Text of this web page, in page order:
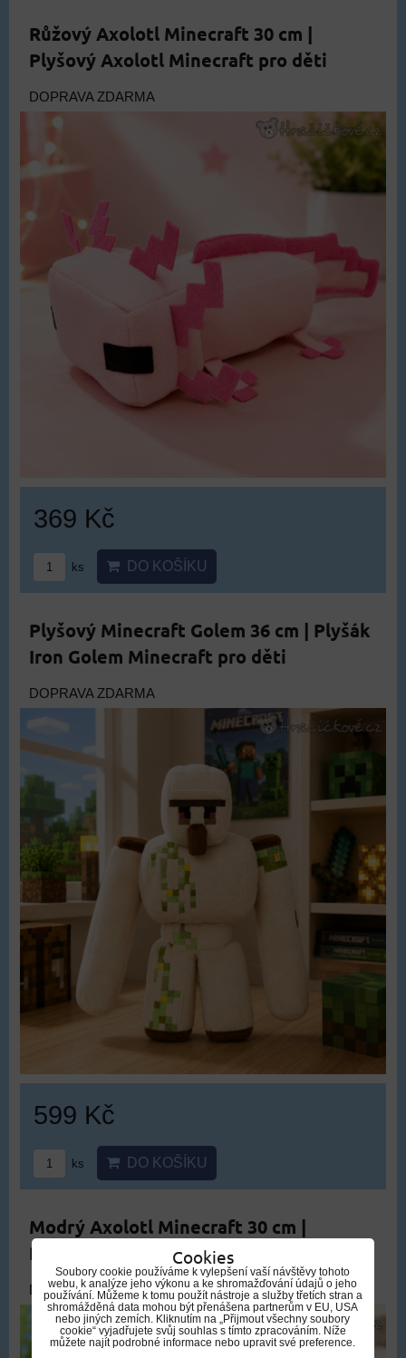
Růžový Axolotl Minecraft 30 cm |
Plyšový Axolotl Minecraft pro děti
DOPRAVA ZDARMA
369 Kč
ks DO KOŠÍKU
Plyšový Minecraft Golem 36 cm | Plyšák
Iron Golem Minecraft pro děti
DOPRAVA ZDARMA
599 Kč
ks DO KOŠÍKU
Modrý Axolotl Minecraft 30 cm |
Plyšový Axolotl Minecraft pro děti
DOPRAVA ZDARMA
Cookies
Soubory cookie používáme k vylepšení vaší návštěvy tohoto
webu, k analýze jeho výkonu a ke shromažďování údajů o jeho
používání. Můžeme k tomu použít nástroje a služby třetích stran a
shromážděná data mohou být přenášena partnerům v EU, USA
nebo jiných zemích. Kliknutím na „Přijmout všechny soubory
cookie“ vyjadřujete svůj souhlas s tímto zpracováním. Níže
můžete najít podrobné informace nebo upravit své preference.